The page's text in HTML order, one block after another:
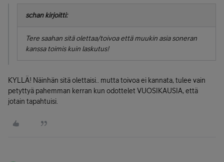
schan kirjoitti:
Tere saahan sitä olettaa/toivoa että muukin asia soneran
kanssa toimis kuin laskutus!
KYLLÄ! Näinhän sitä olettaisi.. mutta toivoa ei kannata, tulee vain
petyttyä pahemman kerran kun odottelet VUOSIKAUSIA, että
jotain tapahtuisi.